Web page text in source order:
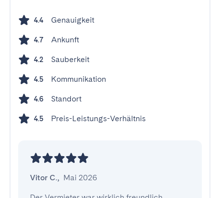
4.4 Genauigkeit
4.7 Ankunft
4.2 Sauberkeit
4.5 Kommunikation
4.6 Standort
4.5 Preis-Leistungs-Verhältnis
Vitor C., Mai 2026